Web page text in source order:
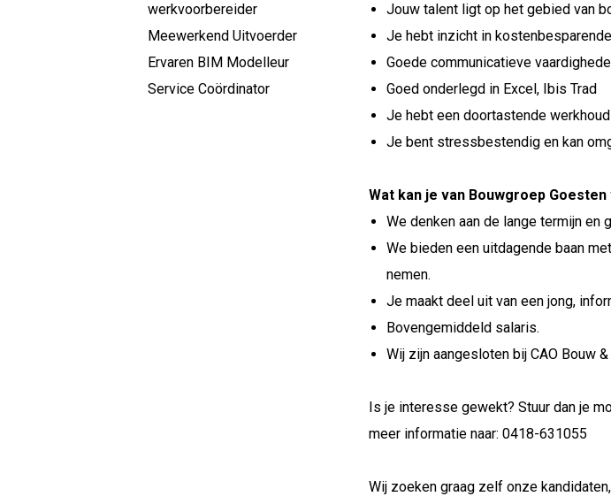
werkvoorbereider
Meewerkend Uitvoerder
Ervaren BIM Modelleur
Service Coördinator
Jouw talent ligt op het gebied van
Je hebt inzicht in
Goede communicatieve
Goed onderlegd in Excel, Ibis Trad
Je hebt een doortastende
Je bent stressbestendig en kan
Wat kan je van Bouwgroep
We denken aan de lange termijn en
We bieden een uitdagende baan
nemen.
Je maakt deel uit van een jong,
Bovengemiddeld salaris.
Wij zijn aangesloten bij CAO Bouw
Is je interesse gewekt? Stuur dan je
meer informatie naar: 0418-631055
Wij zoeken graag zelf onze